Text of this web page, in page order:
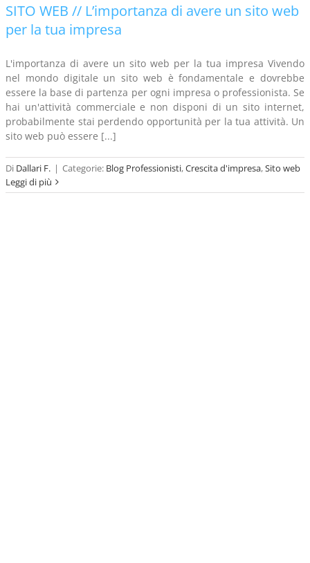
SITO WEB // L’importanza di avere un sito web
per la tua impresa
L'importanza di avere un sito web per la tua impresa Vivendo
nel mondo digitale un sito web è fondamentale e dovrebbe
essere la base di partenza per ogni impresa o professionista. Se
hai un'attività commerciale e non disponi di un sito internet,
probabilmente stai perdendo opportunità per la tua attività. Un
sito web può essere [...]
Di Dallari F. | Categorie: Blog Professionisti,Crescita d'impresa,Sito web
Leggi di più